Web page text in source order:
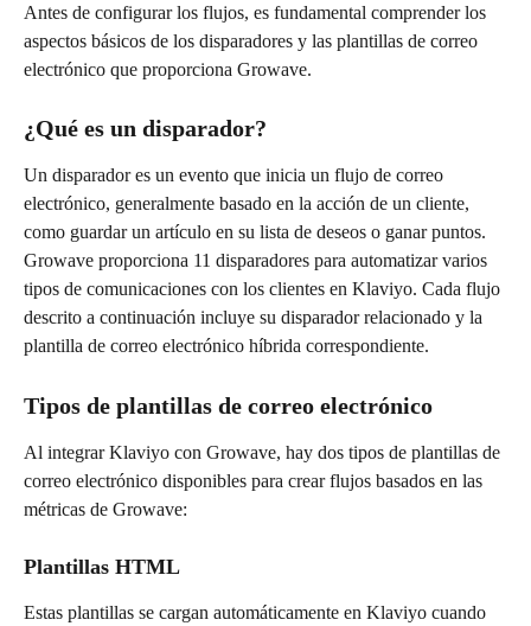
Antes de configurar los flujos, es fundamental comprender los
aspectos básicos de los disparadores y las plantillas de correo
electrónico que proporciona Growave.
¿Qué es un disparador?
Un disparador es un evento que inicia un flujo de correo
electrónico, generalmente basado en la acción de un cliente,
como guardar un artículo en su lista de deseos o ganar puntos.
Growave proporciona 11 disparadores para automatizar varios
tipos de comunicaciones con los clientes en Klaviyo. Cada flujo
descrito a continuación incluye su disparador relacionado y la
plantilla de correo electrónico híbrida correspondiente.
Tipos de plantillas de correo electrónico
Al integrar Klaviyo con Growave, hay dos tipos de plantillas de
correo electrónico disponibles para crear flujos basados en las
métricas de Growave:
Plantillas HTML
Estas plantillas se cargan automáticamente en Klaviyo cuando